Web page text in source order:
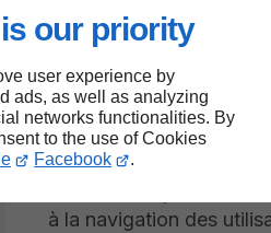
our priority
user experience by
ads, as well as analyzing
networks functionalities. By
to the use of Cookies
Facebook .
délégué à la protection
Ajuster mes
Utilisation
Les cookies
à la navigation des